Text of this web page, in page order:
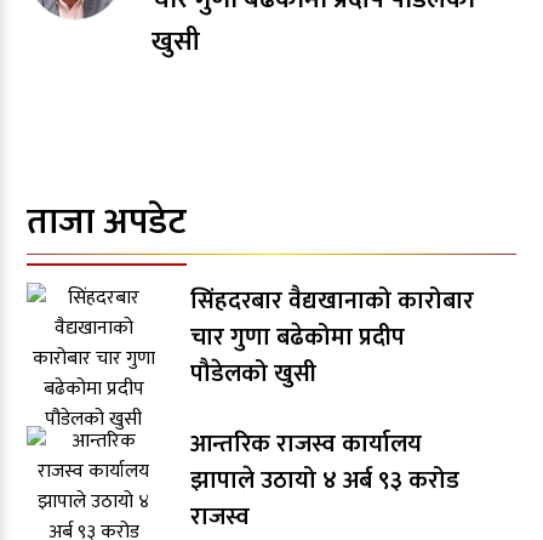
खुसी
ताजा अपडेट
सिंहदरबार वैद्यखानाको कारोबार
चार गुणा बढेकोमा प्रदीप
पौडेलको खुसी
आन्तरिक राजस्व कार्यालय
झापाले उठायो ४ अर्ब ९३ करोड
राजस्व